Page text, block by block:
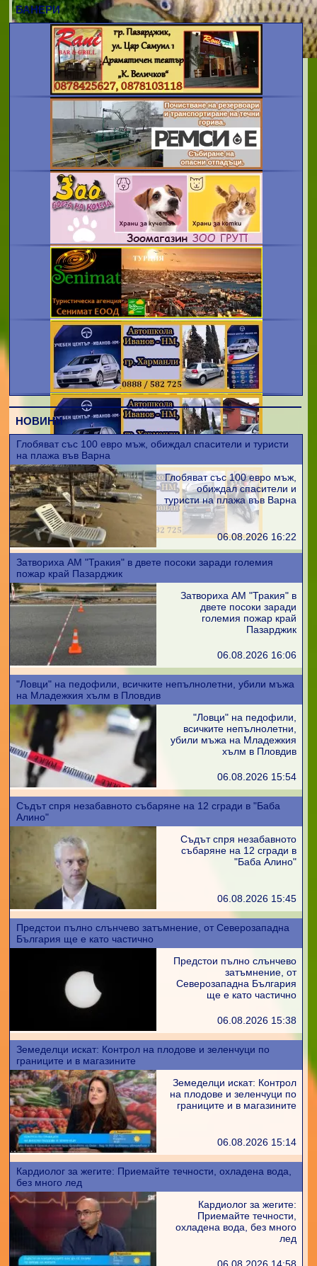
БАНЕРИ
НОВИНИ
Глобяват със 100 евро мъж, обиждал спасители и туристи
на плажа във Варна
Глобяват със 100 евро мъж,
обиждал спасители и
туристи на плажа във Варна
06.08.2026 16:22
Затвориха АМ "Тракия" в двете посоки заради големия
пожар край Пазарджик
Затвориха АМ "Тракия" в
двете посоки заради
големия пожар край
Пазарджик
06.08.2026 16:06
"Ловци" на педофили, всичките непълнолетни, убили мъжа
на Младежкия хълм в Пловдив
"Ловци" на педофили,
всичките непълнолетни,
убили мъжа на Младежкия
хълм в Пловдив
06.08.2026 15:54
Съдът спря незабавното събаряне на 12 сгради в "Баба
Алино"
Съдът спря незабавното
събаряне на 12 сгради в
"Баба Алино"
06.08.2026 15:45
Предстои пълно слънчево затъмнение, от Северозападна
България ще е като частично
Предстои пълно слънчево
затъмнение, от
Северозападна България
ще е като частично
06.08.2026 15:38
Земеделци искат: Контрол на плодове и зеленчуци по
границите и в магазините
Земеделци искат: Контрол
на плодове и зеленчуци по
границите и в магазините
06.08.2026 15:14
Кардиолог за жегите: Приемайте течности, охладена вода,
без много лед
Кардиолог за жегите:
Приемайте течности,
охладена вода, без много
лед